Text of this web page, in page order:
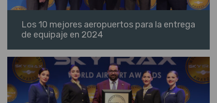
Los 10 mejores aeropuertos para la entrega
de equipaje en 2024